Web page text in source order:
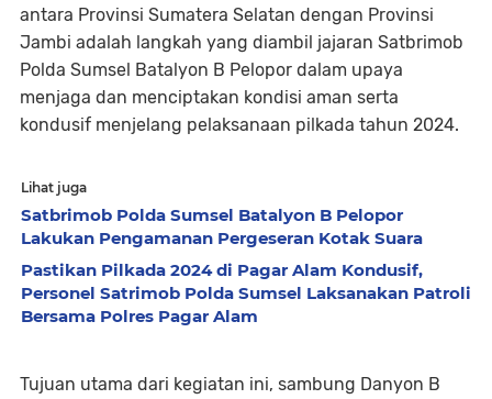
antara Provinsi Sumatera Selatan dengan Provinsi
Jambi adalah langkah yang diambil jajaran Satbrimob
Polda Sumsel Batalyon B Pelopor dalam upaya
menjaga dan menciptakan kondisi aman serta
kondusif menjelang pelaksanaan pilkada tahun 2024.
Lihat juga
Satbrimob Polda Sumsel Batalyon B Pelopor
Lakukan Pengamanan Pergeseran Kotak Suara
Pastikan Pilkada 2024 di Pagar Alam Kondusif,
Personel Satrimob Polda Sumsel Laksanakan Patroli
Bersama Polres Pagar Alam
Tujuan utama dari kegiatan ini, sambung Danyon B